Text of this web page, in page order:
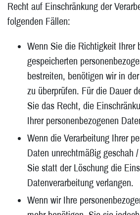
Recht auf Einschränkung der
folgenden Fällen:
Wenn Sie die Richtigkeit Ihrer
gespeicherten
bestreiten, benötigen wir in
zu überprüfen. Für die Dauer
Sie das Recht, die
Ihrer personenbezogenen
Wenn die Verarbeitung Ihrer
Daten unrechtmäßig geschah
Sie statt der Löschung die
Datenverarbeitung verlangen.
Wenn wir Ihre